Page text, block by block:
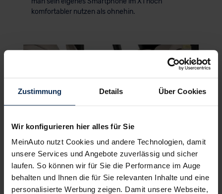
Zustimmung Details Über Cookies
Wir konfigurieren hier alles für Sie
MeinAuto nutzt Cookies und andere Technologien, damit
unsere Services und Angebote zuverlässig und sicher
laufen. So können wir für Sie die Performance im Auge
behalten und Ihnen die für Sie relevanten Inhalte und eine
personalisierte Werbung zeigen. Damit unsere Webseite,
komfortabler nutzen als ohnehin.
KI-generiert
© BMW
Überraschend eingängige Touch-
Bedienung – überzeugendes
Platzangebot
Die Bedienung haben die Münchner beim neuen X1